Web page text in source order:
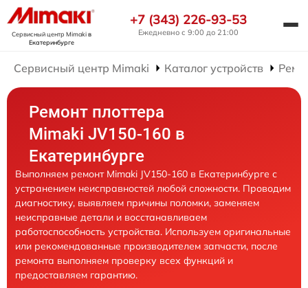
Сервисный центр Mimakiв
Екатеринбурге
+7 (343) 226-93-53
Ежедневно с 9:00 до 21:00
Сервисный центр Mimaki Каталог устройств
Ремонт плоттера
Mimaki JV150-160 в
Екатеринбурге
Выполняем ремонт Mimaki JV150-160 в Екатеринбурге с
устранением неисправностей любой сложности. Проводим
диагностику, выявляем причины поломки, заменяем
неисправные детали и восстанавливаем
работоспособность устройства. Используем оригинальные
или рекомендованные производителем запчасти, после
ремонта выполняем проверку всех функций и
предоставляем гарантию.